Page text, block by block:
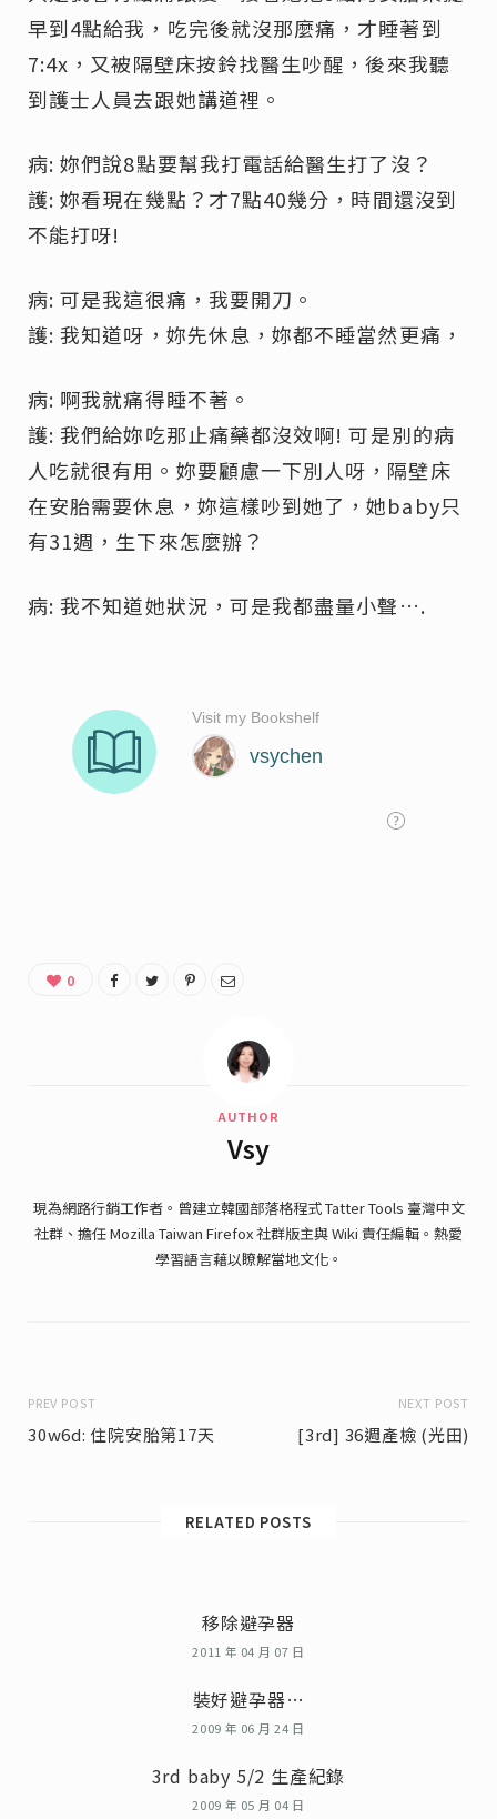
早到4點給我，吃完後就沒那麼痛，才睡著到
7:4x，又被隔壁床按鈴找醫生吵醒，後來我聽
到護士人員去跟她講道裡。
病: 妳們說8點要幫我打電話給醫生打了沒？
護: 妳看現在幾點？才7點40幾分，時間還沒到
不能打呀!
病: 可是我這很痛，我要開刀。
護: 我知道呀，妳先休息，妳都不睡當然更痛，
病: 啊我就痛得睡不著。
護: 我們給妳吃那止痛藥都沒效啊! 可是別的病
人吃就很有用。妳要顧慮一下別人呀，隔壁床
在安胎需要休息，妳這樣吵到她了，她baby只
有31週，生下來怎麼辦？
病: 我不知道她狀況，可是我都盡量小聲….
0
AUTHOR
Vsy
現為網路行銷工作者。曾建立韓國部落格程式 Tatter Tools 臺灣中文
社群、擔任 Mozilla Taiwan Firefox 社群版主與 Wiki 責任編輯。熱愛
學習語言藉以瞭解當地文化。
PREV POST
30w6d: 住院安胎第17天
NEXT POST
[3rd] 36週產檢 (光田)
RELATED POSTS
移除避孕器
2011 年 04 月 07 日
裝好避孕器…
2009 年 06 月 24 日
3rd baby 5/2 生產紀錄
2009 年 05 月 04 日